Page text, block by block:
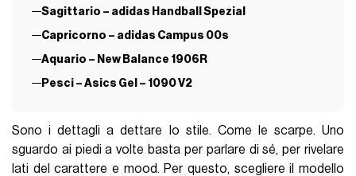
Sagittario – adidas Handball Spezial
Capricorno – adidas Campus 00s
Aquario – New Balance 1906R
Pesci – Asics Gel – 1090 V2
Sono i dettagli a dettare lo stile. Come le scarpe. Uno
sguardo ai piedi a volte basta per parlare di sé, per rivelare
lati del carattere e mood. Per questo, scegliere il modello